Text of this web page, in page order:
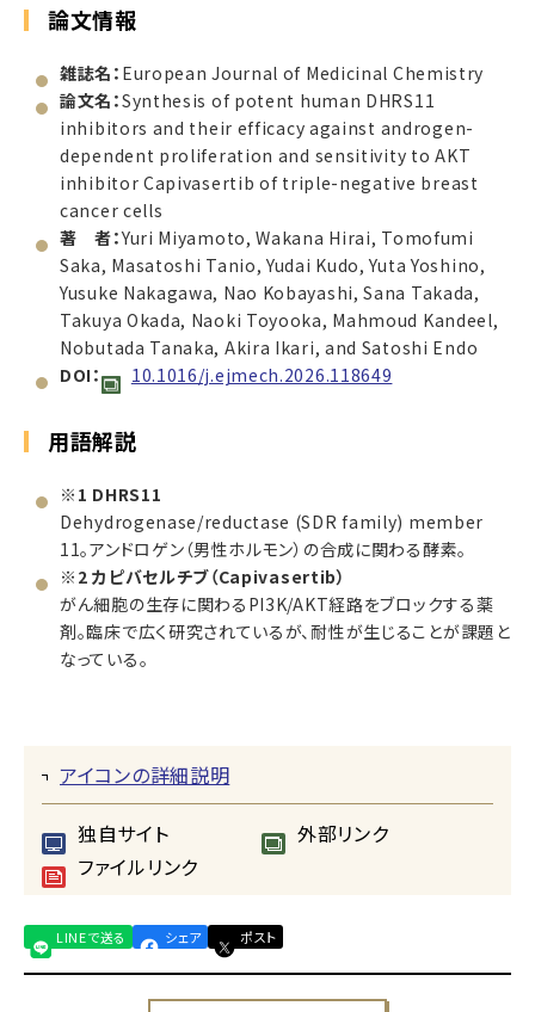
論文情報
雑誌名： European Journal of Medicinal Chemistry
論文名：Synthesis of potent human DHRS11
inhibitors and their efficacy against androgen-
dependent proliferation and sensitivity to AKT
inhibitor Capivasertib of triple-negative breast
cancer cells
著 者：Yuri Miyamoto, Wakana Hirai, Tomofumi
Saka, Masatoshi Tanio, Yudai Kudo, Yuta Yoshino,
Yusuke Nakagawa, Nao Kobayashi, Sana Takada,
Takuya Okada, Naoki Toyooka, Mahmoud Kandeel,
Nobutada Tanaka, Akira Ikari, and Satoshi Endo
DOI：
10.1016/j.ejmech.2026.118649
用語解説
※1 DHRS11
Dehydrogenase/reductase (SDR family) member
11。アンドロゲン（男性ホルモン）の合成に関わる酵素。
※2 カピバセルチブ（Capivasertib）
がん細胞の生存に関わるPI3K/AKT経路をブロックする薬
剤。臨床で広く研究されているが、耐性が生じることが課題と
なっている。
アイコンの詳細説明
独自サイト
外部リンク
ファイルリンク
LINEで送る シェア ポスト